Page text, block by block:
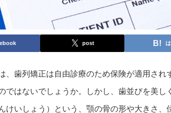
post
、歯列矯正は自由診療のため保険が適用さ
ではないでしょうか。しかし、歯並びを美
けいしょう）という、顎の骨の形や大きさ